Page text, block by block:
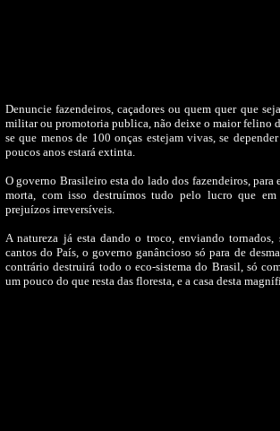
Denuncie fazendeiros, caçadores ou quem quer que
militar ou promotoria publica, não deixe o maior felino
se que menos de 100 onças estejam vivas, se
poucos anos estará extinta.
O governo Brasileiro esta do lado dos fazendeiros, para
morta, com isso destruímos tudo pelo lucro que em
prejuízos irreversíveis.
A natureza já esta dando o troco, enviando tornados,
cantos do País, o governo ganâncioso só para de
contrário destruirá todo o eco-sistema do Brasil, só
um pouco do que resta das floresta, e a casa desta